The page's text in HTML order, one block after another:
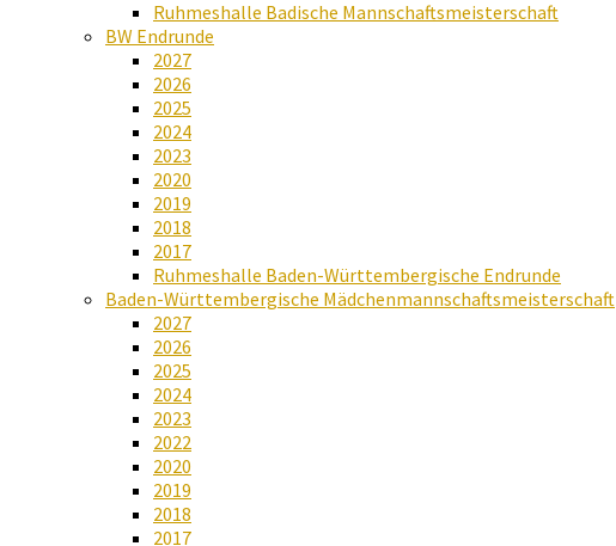
Ruhmeshalle Badische Mannschaftsmeisterschaft
BW Endrunde
2027
2026
2025
2024
2023
2020
2019
2018
2017
Ruhmeshalle Baden-Württembergische Endrunde
Baden-Württembergische Mädchenmannschaftsmeisterschaft
2027
2026
2025
2024
2023
2022
2020
2019
2018
2017